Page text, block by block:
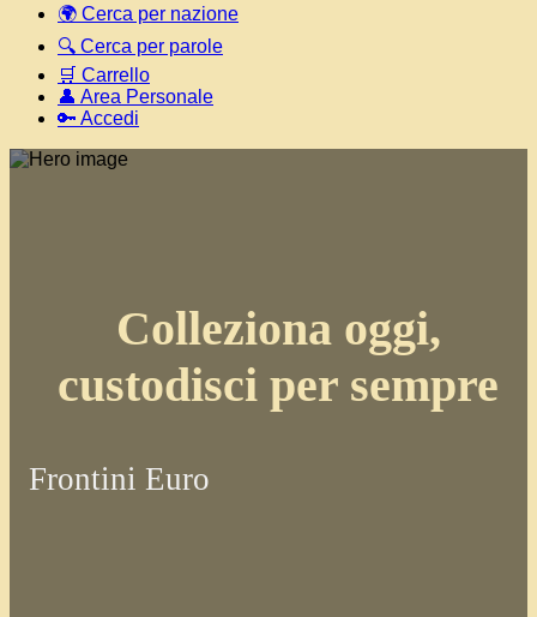
🌍 Cerca per nazione
🔍 Cerca per parole
🛒 Carrello
👤 Area Personale
🔑 Accedi
Colleziona oggi,
custodisci per sempre
Frontini Euro